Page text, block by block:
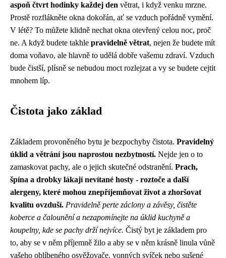
aspoň čtvrt hodinky každej den větrat, i když venku mrzne.
Prostě rozflákněte okna dokořán, ať se vzduch pořádně vymění.
V létě? To můžete klidně nechat okna otevřený celou noc, proč
ne. A když budete takhle pravidelně větrat, nejen že budete mít
doma voňavo, ale hlavně to udělá dobře vašemu zdraví. Vzduch
bude čistší, plísně se nebudou moct rozlejzat a vy se budete cejtit
mnohem líp.
Čistota jako základ
Základem provoněného bytu je bezpochyby čistota. Pravidelný
úklid a větrání jsou naprostou nezbytností. Nejde jen o to
zamaskovat pachy, ale o jejich skutečné odstranění. Prach,
špína a drobky lákají nevítané hosty - roztoče a další
alergeny, které mohou znepříjemňovat život a zhoršovat
kvalitu ovzduší. Pravidelně perte záclony a závěsy, čistěte
koberce a čalounění a nezapomínejte na úklid kuchyně a
koupelny, kde se pachy drží nejvíce. Čistý byt je základem pro
to, aby se v něm příjemně žilo a aby se v něm krásně linula vůně
vašeho oblíbeného osvěžovače, vonných svíček nebo sušené